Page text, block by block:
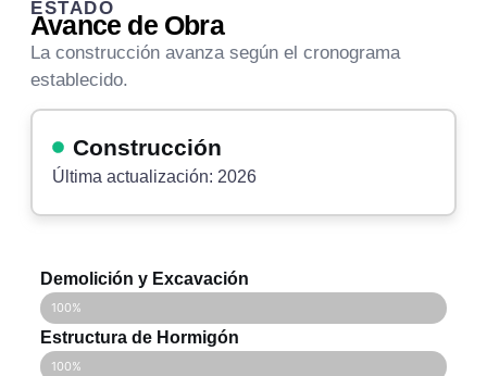
ESTADO
Avance de Obra
La construcción avanza según el cronograma
establecido.
Construcción
Última actualización: 2026
Demolición y Excavación
100%
Estructura de Hormigón
100%